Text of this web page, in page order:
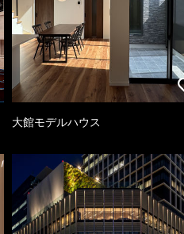
大館モデルハウス